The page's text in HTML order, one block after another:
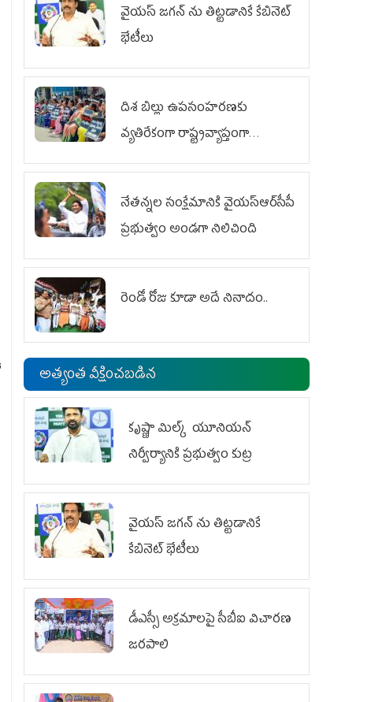
వైయ‌స్ జగన్‌ ను తిట్టడానికే కేబినెట్‌
భేటీలు
దిశ బిల్లు ఉపసంహరణకు
వ్యతిరేకంగా రాష్ట్రవ్యాప్తంగా
వైయ‌స్ఆర్‌సీపీ మహిళా విభాగం
నేతన్నల సంక్షేమానికి వైయ‌స్ఆర్‌సీపీ
ప్రభుత్వం అండగా నిలిచింది
రెండో రోజు కూడా అదే నినాదం..
అత్యంత వీక్షించబడిన
కృష్ణా మిల్క్‌ యూనియన్‌
నిర్వీర్యానికి ప్రభుత్వం కుట్ర
వైయ‌స్ జగన్‌ ను తిట్టడానికే
కేబినెట్‌ భేటీలు
డీఎస్సీ అక్రమాలపై సీబీఐ విచారణ
జరపాలి